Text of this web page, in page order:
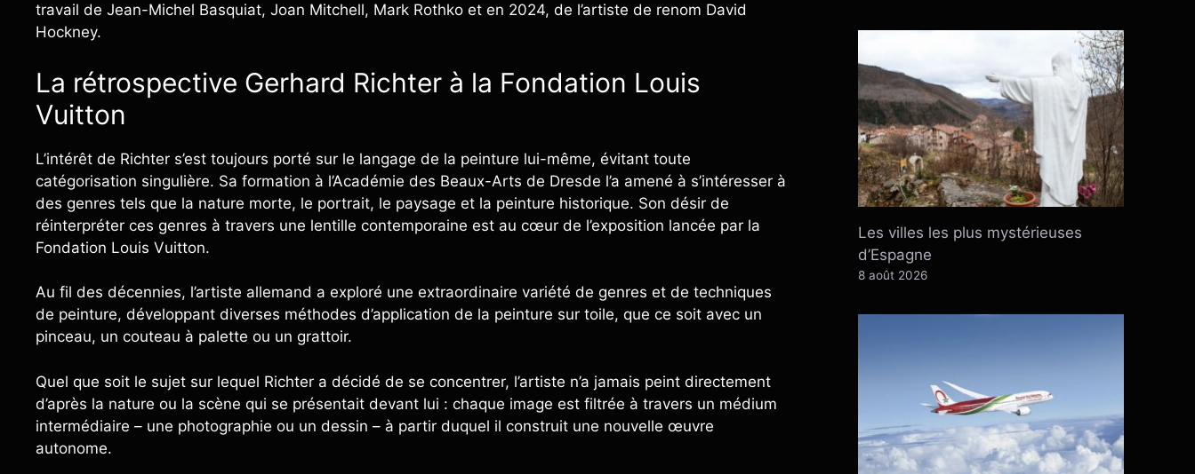
travail de Jean-Michel Basquiat, Joan Mitchell, Mark Rothko et en 2024, de l’artiste de renom David
Hockney.
La rétrospective Gerhard Richter à la Fondation Louis
Vuitton
L’intérêt de Richter s’est toujours porté sur le langage de la peinture lui-même, évitant toute
catégorisation singulière. Sa formation à l’Académie des Beaux-Arts de Dresde l’a amené à s’intéresser à
des genres tels que la nature morte, le portrait, le paysage et la peinture historique. Son désir de
réinterpréter ces genres à travers une lentille contemporaine est au cœur de l’exposition lancée par la
Fondation Louis Vuitton.
Au fil des décennies, l’artiste allemand a exploré une extraordinaire variété de genres et de techniques
de peinture, développant diverses méthodes d’application de la peinture sur toile, que ce soit avec un
pinceau, un couteau à palette ou un grattoir.
Quel que soit le sujet sur lequel Richter a décidé de se concentrer, l’artiste n’a jamais peint directement
d’après la nature ou la scène qui se présentait devant lui : chaque image est filtrée à travers un médium
intermédiaire – une photographie ou un dessin – à partir duquel il construit une nouvelle œuvre
autonome.
Les villes les plus mystérieuses
d’Espagne
8 août 2026